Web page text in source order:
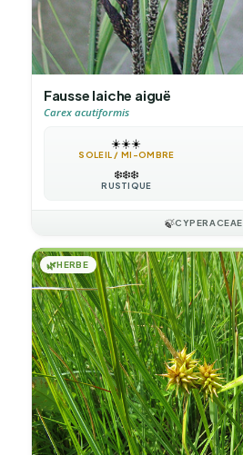
Fausse laiche aiguë
Carex acutiformis
☀️☀️☀️
SOLEIL / MI-OMBRE
❄️❄️❄️
RUSTIQUE
🍃CYPERACEAE
🌿HERBE